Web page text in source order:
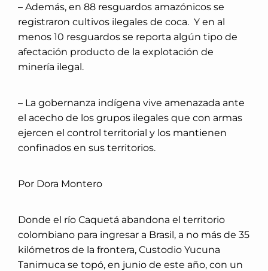
– Además, en 88 resguardos amazónicos se
registraron cultivos ilegales de coca. Y en al
menos 10 resguardos se reporta algún tipo de
afectación producto de la explotación de
minería ilegal.
– La gobernanza indígena vive amenazada ante
el acecho de los grupos ilegales que con armas
ejercen el control territorial y los mantienen
confinados en sus territorios.
Por Dora Montero
Donde el río Caquetá abandona el territorio
colombiano para ingresar a Brasil, a no más de 35
kilómetros de la frontera, Custodio Yucuna
Tanimuca se topó, en junio de este año, con un